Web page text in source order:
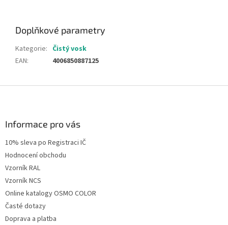
Doplňkové parametry
Kategorie: Čistý vosk
EAN: 4006850887125
Informace pro vás
10% sleva po Registraci IČ
Hodnocení obchodu
Vzorník RAL
Vzorník NCS
Online katalogy OSMO COLOR
Časté dotazy
Doprava a platba